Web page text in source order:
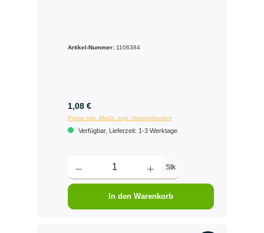
Artikel-Nummer: 1106384
1,08 €
Preise inkl. MwSt. zzgl. Versandkosten
Verfügbar, Lieferzeit: 1-3 Werktage
Stk
In den Warenkorb